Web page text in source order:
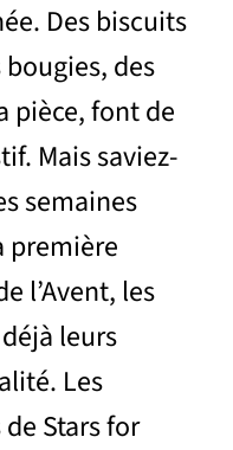
Des biscuits
des
pièce, font de
Mais saviez-
semaines
première
l’Avent, les
leurs
Les
Stars for